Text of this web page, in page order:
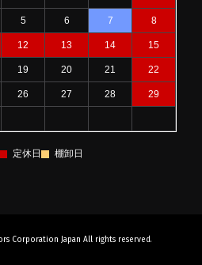
5 6 7 8
12 13 14 15
19 20 21 22
26 27 28 29
定休日 棚卸日
Corporation Japan All rights reserved.